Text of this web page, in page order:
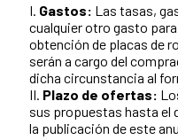
I. Gastos: Las tasas,
cualquier otro gasto
obtención de placas de
serán a cargo del
dicha circunstancia al
II. Plazo de ofertas:
sus propuestas hasta el
la publicación de este